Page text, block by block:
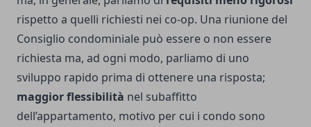
rispetto a quelli richiesti nei co-op. Una riunione del
Consiglio condominiale può essere o non essere
richiesta ma, ad ogni modo, parliamo di uno
sviluppo rapido prima di ottenere una risposta;
maggior flessibilità nel subaffitto
dell’appartamento, motivo per cui i condo sono